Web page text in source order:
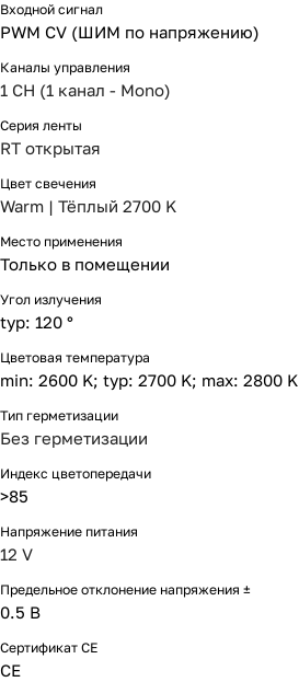
Входной сигнал
PWM СV (ШИМ по напряжению)
Каналы управления
1 CH (1 канал - Mono)
Серия ленты
RT открытая
Цвет свечения
Warm | Тёплый 2700 K
Место применения
Только в помещении
Угол излучения
typ: 120 °
Цветовая температура
min: 2600 K; typ: 2700 K; max: 2800 K
Тип герметизации
Без герметизации
Индекс цветопередачи
>85
Напряжение питания
12 V
Предельное отклонение напряжения ±
0.5 В
Сертификат CE
CE